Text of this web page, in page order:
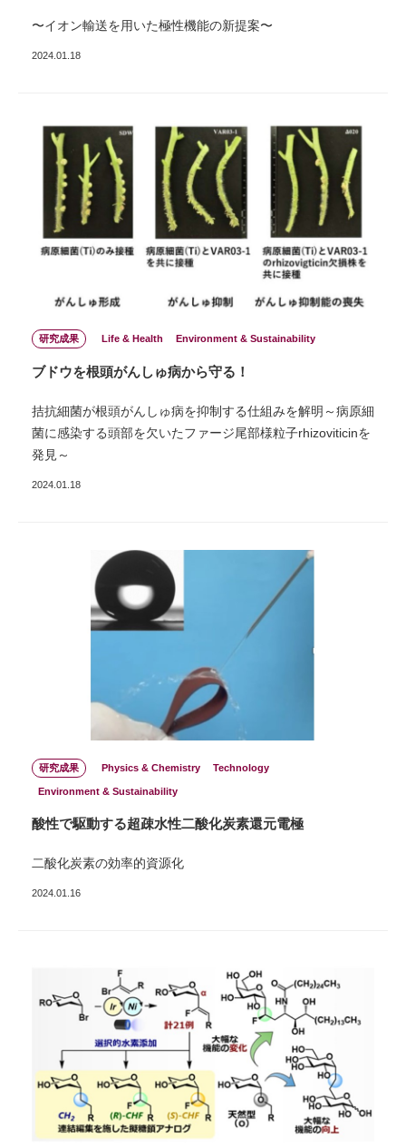
〜イオン輸送を⽤いた極性機能の新提案〜
2024.01.18
研究成果 Life & Health Environment & Sustainability
ブドウを根頭がんしゅ病から守る！
拮抗細菌が根頭がんしゅ病を抑制する仕組みを解明～病原細
菌に感染する頭部を欠いたファージ尾部様粒子rhizoviticinを
発見～
2024.01.18
研究成果 Physics & Chemistry Technology
Environment & Sustainability
酸性で駆動する超疎水性二酸化炭素還元電極
二酸化炭素の効率的資源化
2024.01.16